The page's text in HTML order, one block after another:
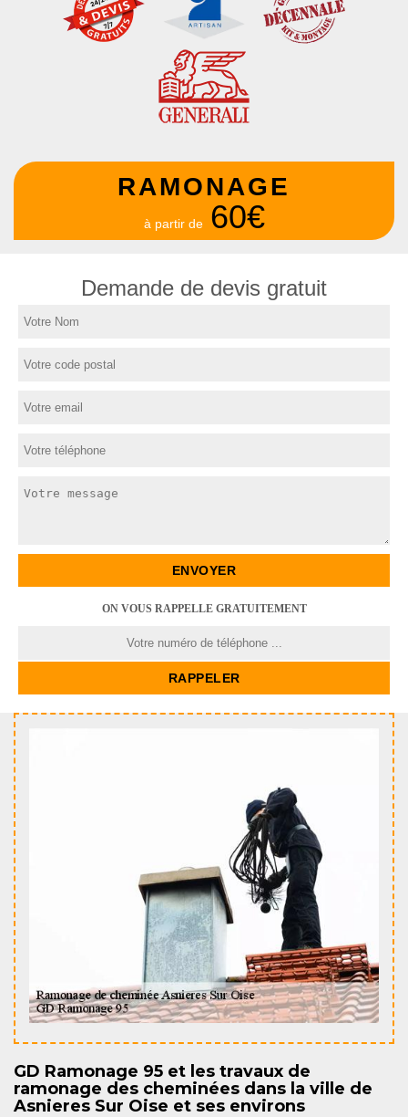
RAMONAGE
à partir de 60€
Demande de devis gratuit
ON VOUS RAPPELLE GRATUITEMENT
GD Ramonage 95 et les travaux de
ramonage des cheminées dans la ville de
Asnieres Sur Oise et ses environs